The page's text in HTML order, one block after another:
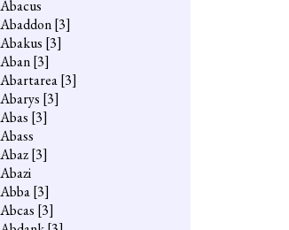
Abacus
Abaddon[3]
Abakus [3]
Aban[3]
Abartarea[3]
Abarys [3]
Abas [3]
Abass
Abaz[3]
Abazi
Abba[3]
Abcas [3]